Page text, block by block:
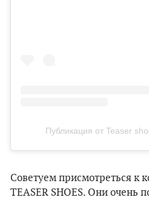
Публикация от Teaser
Советуем присмотреться к
TEASER SHOES. Они очень